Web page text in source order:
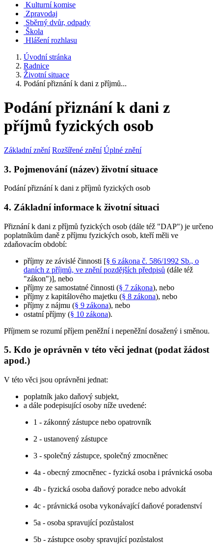
Kulturní komise
Zpravodaj
Sběrný dvůr, odpady
Škola
Hlášení rozhlasu
Úvodní stránka
Radnice
Životní situace
Podání přiznání k dani z příjmů...
Podání přiznání k dani z
příjmů fyzických osob
Základní znění Rozšířené znění Úplné znění
3. Pojmenování (název) životní situace
Podání přiznání k dani z příjmů fyzických osob
4. Základní informace k životní situaci
Přiznání k dani z příjmů fyzických osob (dále též "DAP") je určeno
poplatníkům daně z příjmu fyzických osob, kteří měli ve
zdaňovacím období:
příjmy ze závislé činnosti [§ 6 zákona č. 586/1992 Sb., o
daních z příjmů, ve znění pozdějších předpisů (dále též
"zákon")], nebo
příjmy ze samostatné činnosti (§ 7 zákona), nebo
příjmy z kapitálového majetku (§ 8 zákona), nebo
příjmy z nájmu (§ 9 zákona), nebo
ostatní příjmy (§ 10 zákona).
Příjmem se rozumí příjem peněžní i nepeněžní dosažený i směnou.
5. Kdo je oprávněn v této věci jednat (podat žádost
apod.)
V této věci jsou oprávněni jednat:
poplatník jako daňový subjekt,
a dále podepisující osoby níže uvedené:
1 - zákonný zástupce nebo opatrovník
2 - ustanovený zástupce
3 - společný zástupce, společný zmocněnec
4a - obecný zmocněnec - fyzická osoba i právnická osoba
4b - fyzická osoba daňový poradce nebo advokát
4c - právnická osoba vykonávající daňové poradenství
5a - osoba spravující pozůstalost
5b - zástupce osoby spravující pozůstalost